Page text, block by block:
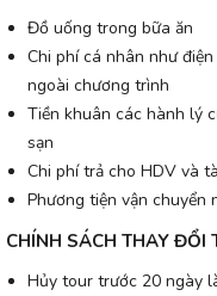
Đồ uống trong bữa ăn
Chi phí cá nhân như
ngoài chương trình
Tiền khuân các hành lý
sạn
Chi phí trả cho HDV và
Phương tiện vận chuyển
CHÍNH SÁCH THAY ĐỔI
Hủy tour trước 20 ngày